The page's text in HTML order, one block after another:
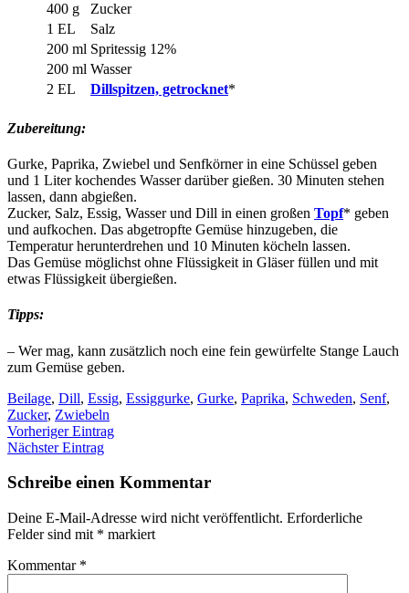
400 g
Zucker
1 EL
Salz
200 ml Spritessig 12%
200 ml Wasser
2 EL
Dillspitzen, getrocknet*
Zubereitung:
Gurke, Paprika, Zwiebel und Senfkörner in eine Schüssel geben
und 1 Liter kochendes Wasser darüber gießen. 30 Minuten stehen
lassen, dann abgießen.
Zucker, Salz, Essig, Wasser und Dill in einen großen Topf* geben
und aufkochen. Das abgetropfte Gemüse hinzugeben, die
Temperatur herunterdrehen und 10 Minuten köcheln lassen.
Das Gemüse möglichst ohne Flüssigkeit in Gläser füllen und mit
etwas Flüssigkeit übergießen.
Tipps:
– Wer mag, kann zusätzlich noch eine fein gewürfelte Stange Lauch
zum Gemüse geben.
Beilage, Dill, Essig, Essiggurke, Gurke, Paprika, Schweden, Senf,
Zucker, Zwiebeln
Vorheriger Eintrag
Nächster Eintrag
Schreibe einen Kommentar
Deine E-Mail-Adresse wird nicht veröffentlicht. Erforderliche
Felder sind mit * markiert
Kommentar *